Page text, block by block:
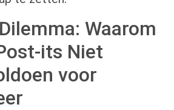
Waarom
its Niet
voor